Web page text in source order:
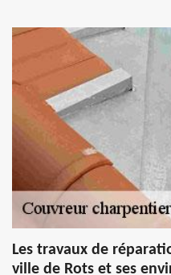
Les travaux de
ville de Rots et ses